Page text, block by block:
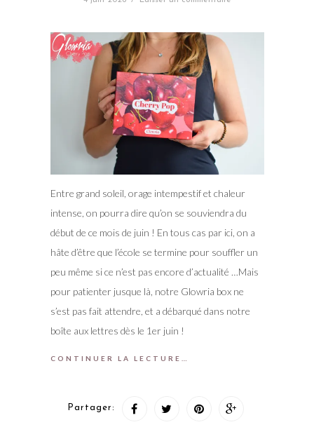
Entre grand soleil, orage intempestif et chaleur
intense, on pourra dire qu’on se souviendra du
début de ce mois de juin ! En tous cas par ici, on a
hâte d’être que l’école se termine pour souffler un
peu même si ce n’est pas encore d’actualité …Mais
pour patienter jusque là, notre Glowria box ne
s’est pas fait attendre, et a débarqué dans notre
boîte aux lettres dès le 1er juin !
CONTINUER LA LECTURE…
Partager: